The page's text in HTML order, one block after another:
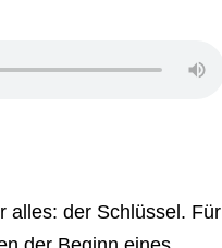
alles: der Schlüssel. Für